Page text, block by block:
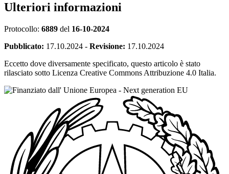
Ulteriori informazioni
Protocollo: 6889 del 16-10-2024
Pubblicato: 17.10.2024 - Revisione: 17.10.2024
Eccetto dove diversamente specificato, questo articolo è stato
rilasciato sotto Licenza Creative Commons Attribuzione 4.0 Italia.